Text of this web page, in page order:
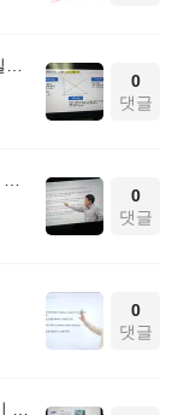
0
댓글
0
댓글
0
댓글